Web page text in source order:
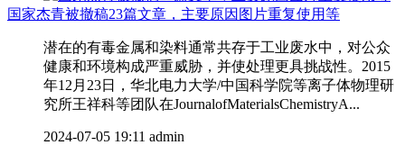
国家杰青被撤稿23篇文章，主要原因图片重复使用等
潜在的有毒金属和染料通常共存于工业废水中，对公众
健康和环境构成严重威胁，并使处理更具挑战性。2015
年12月23日，华北电力大学/中国科学院等离子体物理研
究所王祥科等团队在JournalofMaterialsChemistryA...
2024-07-05 19:11 admin